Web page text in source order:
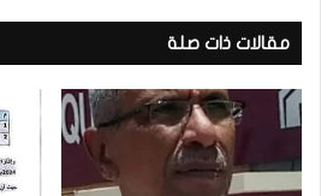
مقالات ذات صلة